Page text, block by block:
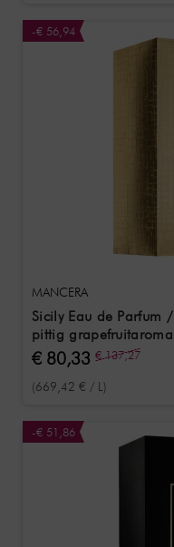
-€ 56,94
MANCERA
Sicily Eau de Parfum
pittig
€ 80,33 € 137,27
(669,42 € / L)
-€ 51,86